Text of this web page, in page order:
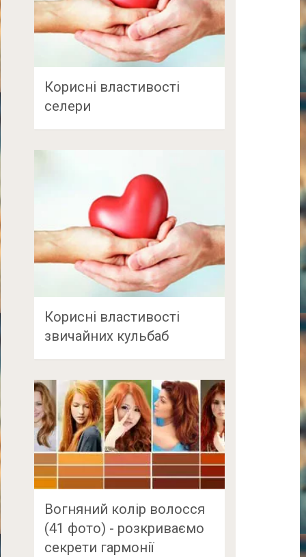
Корисні властивості
селери
Корисні властивості
звичайних кульбаб
Вогняний колір волосся
(41 фото) - розкриваємо
секрети гармонії